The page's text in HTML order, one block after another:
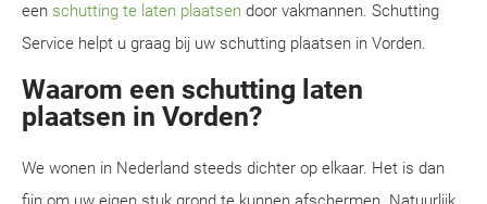
een schutting te laten plaatsen door vakmannen. Schutting
Service helpt u graag bij uw schutting plaatsen in Vorden.
Waarom een schutting laten
plaatsen in Vorden?
We wonen in Nederland steeds dichter op elkaar. Het is dan